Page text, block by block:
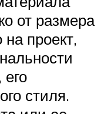
от размера
проект,
стиля.